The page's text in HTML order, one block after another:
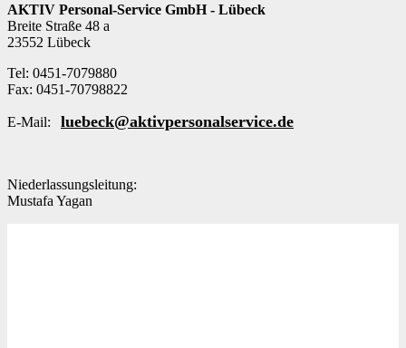
AKTIV Personal-Service GmbH - Lübeck
Breite Straße 48 a
23552 Lübeck
Tel: 0451-7079880
Fax: 0451-70798822
E-Mail: luebeck@aktivpersonalservice.de
Niederlassungsleitung:
Mustafa Yagan